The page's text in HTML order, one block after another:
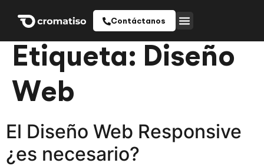
Contáctanos
Etiqueta: Diseño
Web
El Diseño Web Responsive
¿es necesario?